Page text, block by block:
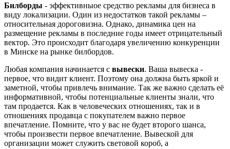
Билборды - эффективныое средство рекламы для бизнеса в
виду локализации. Один из недостатков такой рекламы –
относительная дороговизна. Однако, динамика цен на
размещение рекламы в последние годы имеет отрицательный
вектор. Это происходит благодаря увеличению конкуренции
в Минске на рынке билбордов.
Любая компания начинается с вывески. Ваша вывеска -
первое, что видит клиент. Поэтому она должна быть яркой и
заметной, чтобы привлечь внимание. Так же важно сделать её
информативной, чтобы потенциальные клиенты знали, что
там продается. Как в человеческих отношениях, так и в
отношениях продавца с покупателем важно первое
впечатление. Помните, что у вас не будет второго шанса,
чтобы произвести первое впечатление. Вывеской для
организации может служить световой короб, а